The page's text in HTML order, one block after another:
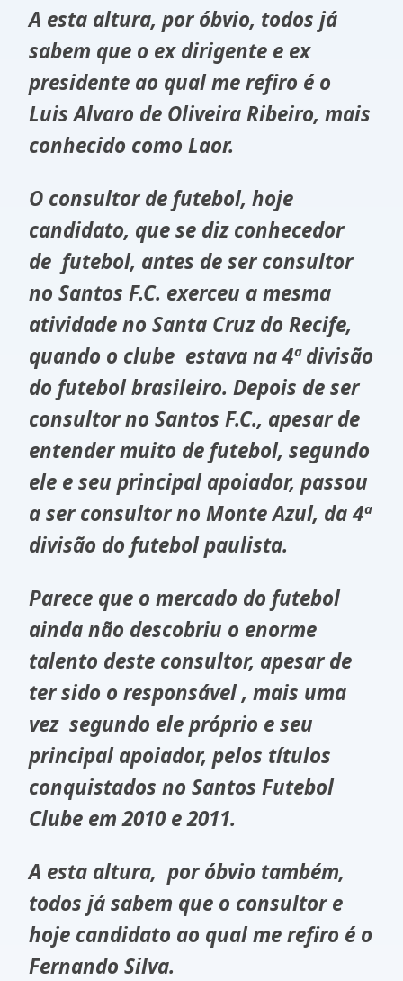
A esta altura, por óbvio, todos já
sabem que o ex dirigente e ex
presidente ao qual me refiro é o
Luis Alvaro de Oliveira Ribeiro, mais
conhecido como Laor.
O consultor de futebol, hoje
candidato, que se diz conhecedor
de futebol, antes de ser consultor
no Santos F.C. exerceu a mesma
atividade no Santa Cruz do Recife,
quando o clube estava na 4ª divisão
do futebol brasileiro. Depois de ser
consultor no Santos F.C., apesar de
entender muito de futebol, segundo
ele e seu principal apoiador, passou
a ser consultor no Monte Azul, da 4ª
divisão do futebol paulista.
Parece que o mercado do futebol
ainda não descobriu o enorme
talento deste consultor, apesar de
ter sido o responsável , mais uma
vez segundo ele próprio e seu
principal apoiador, pelos títulos
conquistados no Santos Futebol
Clube em 2010 e 2011.
A esta altura, por óbvio também,
todos já sabem que o consultor e
hoje candidato ao qual me refiro é o
Fernando Silva.